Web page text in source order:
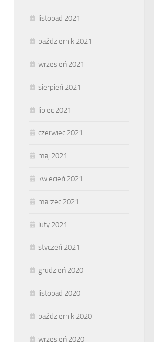
listopad 2021
październik 2021
wrzesień 2021
sierpień 2021
lipiec 2021
czerwiec 2021
maj 2021
kwiecień 2021
marzec 2021
luty 2021
styczeń 2021
grudzień 2020
listopad 2020
październik 2020
wrzesień 2020